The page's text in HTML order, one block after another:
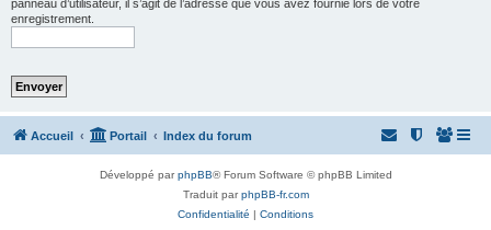
panneau d’utilisateur, il s’agit de l’adresse que vous avez fournie lors de votre
enregistrement.
Accueil Portail Index du forum
Développé parphpBB® Forum Software © phpBB Limited
Traduit parphpBB-fr.com
Confidentialité | Conditions